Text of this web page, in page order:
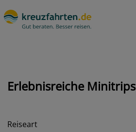
Erlebnisreiche
Reiseart